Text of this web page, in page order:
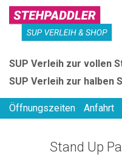
Skip
content
SUP
VERLEIH
SUP Verleih zur vollen
SUP Verleih zur halben
Öffnungszeiten Anfahrt
Stand Up